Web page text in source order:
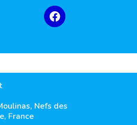
Nefs des
France